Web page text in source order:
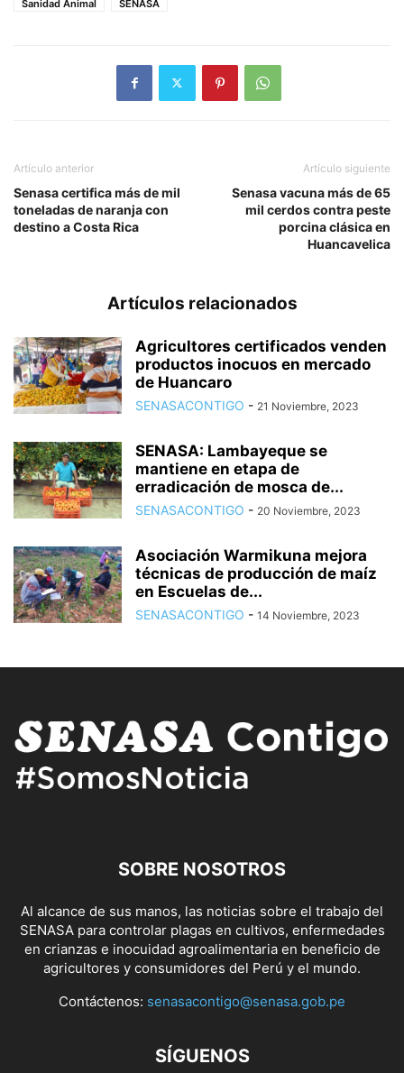
Sanidad Animal
SENASA
Artículo anterior
Senasa certifica más de mil
toneladas de naranja con
destino a Costa Rica
Artículo siguiente
Senasa vacuna más de 65
mil cerdos contra peste
porcina clásica en
Huancavelica
Artículos relacionados
Agricultores certificados venden
productos inocuos en mercado
de Huancaro
SENASACONTIGO - 21 Noviembre, 2023
SENASA: Lambayeque se
mantiene en etapa de
erradicación de mosca de...
SENASACONTIGO - 20 Noviembre, 2023
Asociación Warmikuna mejora
técnicas de producción de maíz
en Escuelas de...
SENASACONTIGO - 14 Noviembre, 2023
SOBRE NOSOTROS
Al alcance de sus manos, las noticias sobre el trabajo del
SENASA para controlar plagas en cultivos, enfermedades
en crianzas e inocuidad agroalimentaria en beneficio de
agricultores y consumidores del Perú y el mundo.
Contáctenos: senasacontigo@senasa.gob.pe
SÍGUENOS